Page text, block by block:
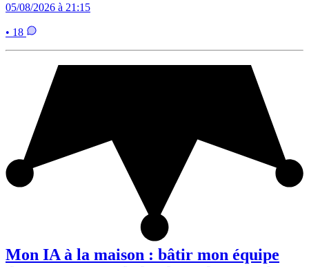
05/08/2026 à 21:15
• 18
Mon IA à la maison : bâtir mon équipe